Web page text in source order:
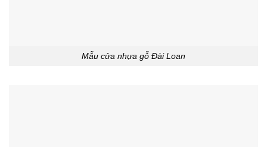
Mẫu cửa nhựa gỗ Đài Loan